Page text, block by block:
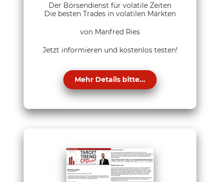
Der Börsendienst für volatile Zeiten
Die besten Trades in volatilen Märkten
von Manfred Ries
Jetzt informieren und kostenlos testen!
Mehr Details bitte...